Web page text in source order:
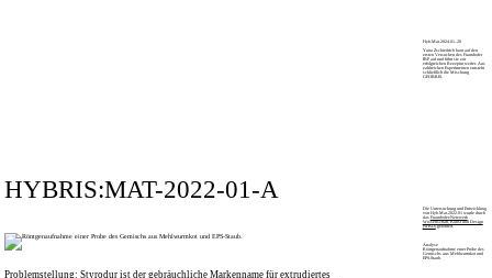
Hyb.Mat.2024.01–20
Yana Zschiedrich baut auf den
ersten Versuchen des Fraunhofer
IBP auf und führt sie zur
erfolgreichen Rezeptur weiter. Aus
zahlreichen Experimenten entsteht
schließlich die Mischung
GEOBRIS.
HYBRIS:MAT-2022-01-A
Die Untersuchung und Entwicklung
von Hyb.Mat.2022.01 wurde durch
das Fraunhofer-Netzwerk
Wissenschaft, Kunst und Design
(WKD) gefördert.
Analyse
Röntgenaufnahme einer Probe des
Gemischs aus Mehlwurmkot und
EPS-Staub.
Problemstellung: Styrodur ist der gebräuchliche Markenname für extrudiertes